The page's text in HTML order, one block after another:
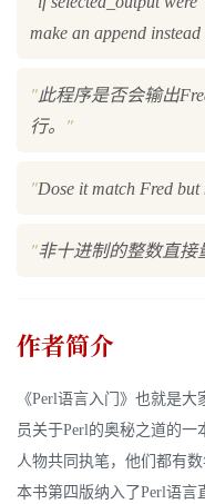
make an append
"此程序是否会输出
行。
"
"Dose it match Fred
"非十进制的整数直接
作者简介
《Perl语言入门》也就是
员关于Perl的奥秘之道的一
人物共同执笔，他们都有
本书第四版纳入了Perl语言